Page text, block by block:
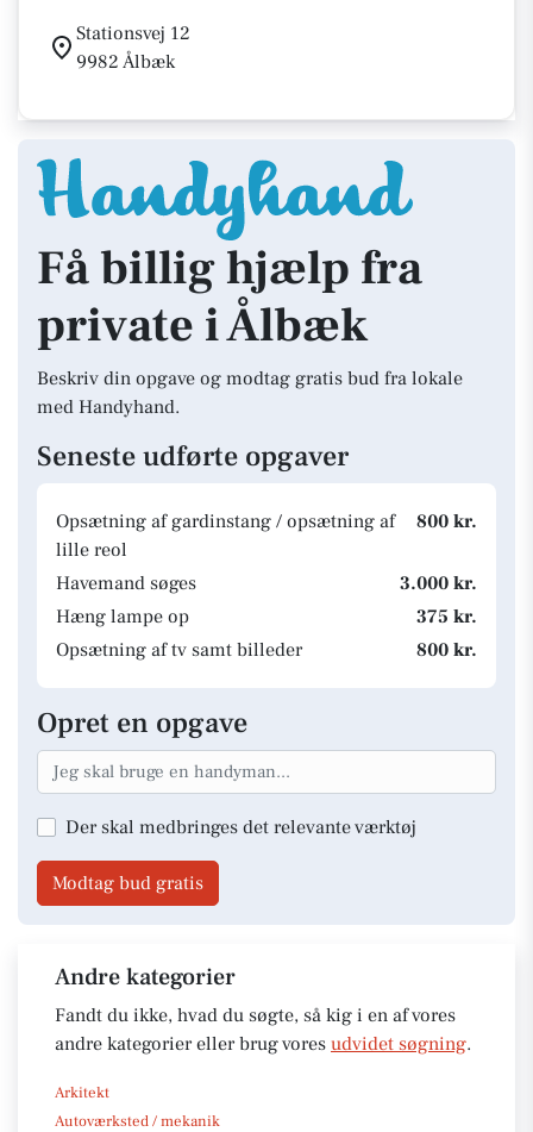
Stationsvej 12
9982 Ålbæk
Få billig hjælp fra
private i Ålbæk
Beskriv din opgave og modtag gratis bud fra lokale
med Handyhand.
Seneste udførte opgaver
Opsætning af gardinstang / opsætning af
lille reol
800 kr.
Havemand søges
3.000 kr.
Hæng lampe op
375 kr.
Opsætning af tv samt billeder
800 kr.
Opret en opgave
Der skal medbringes det relevante værktøj
Modtag bud gratis
Andre kategorier
Fandt du ikke, hvad du søgte, så kig i en af vores
andre kategorier eller brug vores udvidet søgning.
Arkitekt
Autoværksted / mekanik